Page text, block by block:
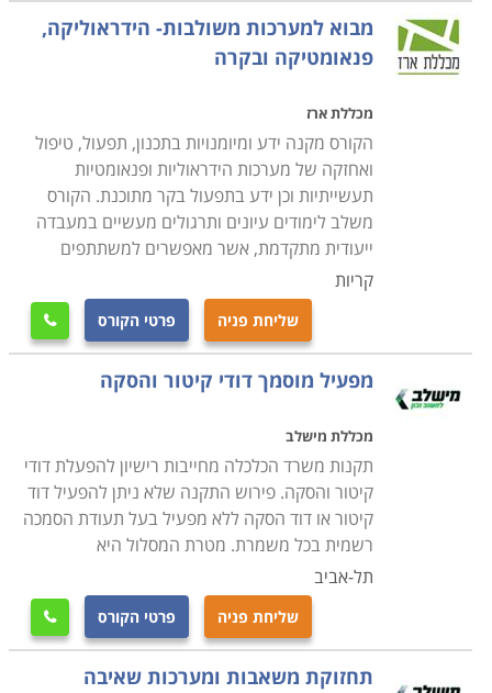
התחזוקה
מבוא למערכות משולבות- הידראוליקה,
פנאומטיקה ובקרה
מכללת ארז
הקורס מקנה ידע ומיומנויות בתכנון, תפעול, טיפול
ואחזקה של מערכות הידראוליות ופנאומטיות
תעשייתיות וכן ידע בתפעול בקר מתוכנת. הקורס
משלב לימודים עיונים ותרגולים מעשיים במעבדה
ייעודית מתקדמת, אשר מאפשרים למשתתפים
קריות
שליחת פניה פרטי הקורס 
מפעיל מוסמך דודי קיטור והסקה
מכללת מישלב
תקנות משרד הכלכלה מחייבות רישיון להפעלת דודי
קיטור והסקה. פירוש התקנה שלא ניתן להפעיל דוד
קיטור או דוד הסקה ללא מפעיל בעל תעודת הסמכה
רשמית בכל משמרת. מטרת המסלול היא
תל-אביב
שליחת פניה פרטי הקורס 
תחזוקת משאבות ומערכות שאיבה